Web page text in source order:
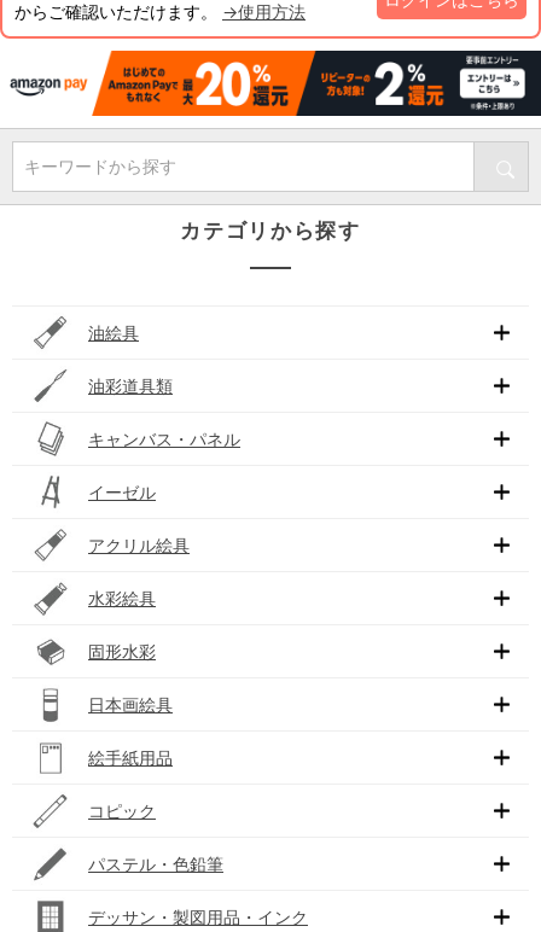
からご確認いただけます。 →使用方法
キーワードから探す
カテゴリから探す
油絵具
油彩道具類
キャンバス・パネル
イーゼル
アクリル絵具
水彩絵具
固形水彩
日本画絵具
絵手紙用品
コピック
パステル・色鉛筆
デッサン・製図用品・インク